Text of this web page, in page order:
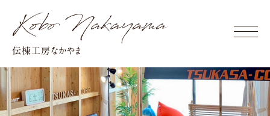
伝棟工房なかやま
Click